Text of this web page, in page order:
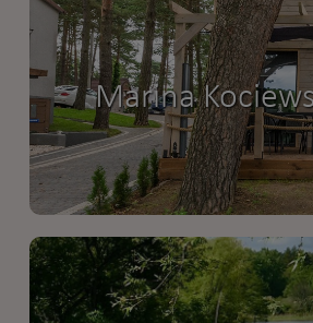
Marina